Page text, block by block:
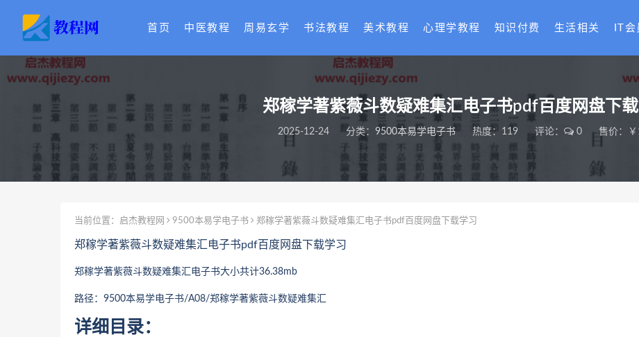
首页 中医教程 周易玄学 书法教程 美术教程 心理学教程 知识付费 生活相关 IT会
郑稼学著紫薇斗数疑难集汇电子书pdf百度网盘下
2025-12-24 分类： 9500本易学电子书 热度：119 评论： 0 售价：￥
当前位置： 启杰教程网 9500本易学电子书 郑稼学著紫薇斗数疑难集汇电子书pdf百度网盘下载学习
郑稼学著紫薇斗数疑难集汇电子书pdf百度网盘下载学习
郑稼学著紫薇斗数疑难集汇 电子书大小共计36.38mb
路径：9500本易学电子书/A08/郑稼学著紫薇斗数疑难集汇
详细目录：